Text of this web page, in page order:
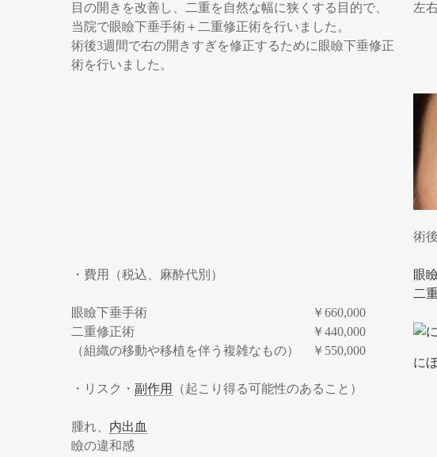
目の開きを改善し、二重を自然な幅に狭くする目的で、
当院で眼瞼下垂手術＋二重修正術を行いました。
術後3週間で右の開きすぎを修正するために眼瞼下垂修正
術を行いました。
左
術
・費用（税込、麻酔代別）
眼瞼下垂手術 ￥660,000
二重修正術 ￥440,000
（組織の移動や移植を伴う複雑なもの） ￥550,000
・リスク・ 副作用 （起こり得る可能性のあること）
腫れ、 内出血
瞼の違和感
眼
二
に